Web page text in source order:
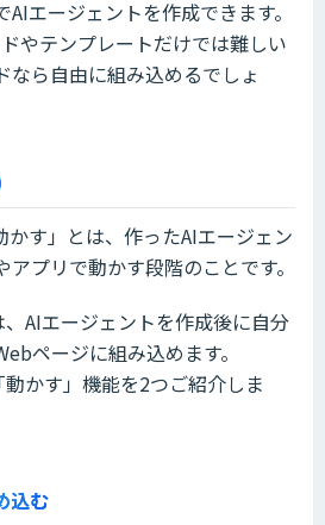
エージェントを作成できます。
やテンプレートだけでは難しい
なら自由に組み込めるでしょ
かす」とは、作ったAIエージェン
アプリで動かす段階のことです。
AIエージェントを作成後に自分
ページに組み込めます。
かす」機能を2つご紹介しま
込む